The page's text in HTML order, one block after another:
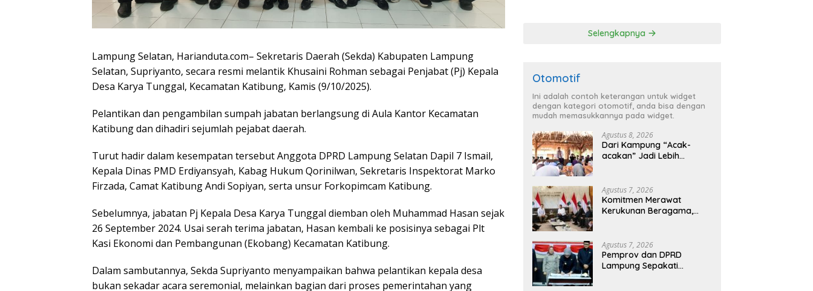
Lampung Selatan, Harianduta.com– Sekretaris Daerah (Sekda) Kabupaten Lampung
Selatan, Supriyanto, secara resmi melantik Khusaini Rohman sebagai Penjabat (Pj) Kepala
Desa Karya Tunggal, Kecamatan Katibung, Kamis (9/10/2025).
Pelantikan dan pengambilan sumpah jabatan berlangsung di Aula Kantor Kecamatan
Katibung dan dihadiri sejumlah pejabat daerah.
Turut hadir dalam kesempatan tersebut Anggota DPRD Lampung Selatan Dapil 7 Ismail,
Kepala Dinas PMD Erdiyansyah, Kabag Hukum Qorinilwan, Sekretaris Inspektorat Marko
Firzada, Camat Katibung Andi Sopiyan, serta unsur Forkopimcam Katibung.
Sebelumnya, jabatan Pj Kepala Desa Karya Tunggal diemban oleh Muhammad Hasan sejak
26 September 2024. Usai serah terima jabatan, Hasan kembali ke posisinya sebagai Plt
Kasi Ekonomi dan Pembangunan (Ekobang) Kecamatan Katibung.
Dalam sambutannya, Sekda Supriyanto menyampaikan bahwa pelantikan kepala desa
bukan sekadar acara seremonial, melainkan bagian dari proses pemerintahan yang
Selengkapnya
Otomotif
Ini adalah contoh keterangan untuk widget
dengan kategori otomotif, anda bisa dengan
mudah memasukkannya pada widget.
Agustus 8, 2026
Dari Kampung “Acak-
acakan” Jadi Lebih
Besar Desa Helau
Agustus 7, 2026
Komitmen Merawat
Kerukunan Beragama,
Penghargaan dari HKBP
Lampung
Agustus 7, 2026
Pemprov dan DPRD
Lampung Sepakati